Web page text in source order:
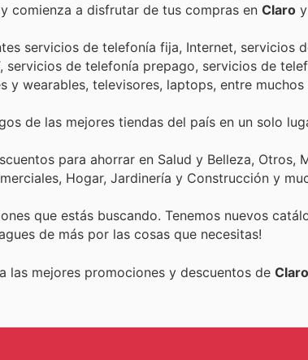
comienza a disfrutar de tus compras en Claro
servicios de telefonía fija, Internet, servicios
servicios de telefonía prepago, servicios de
y wearables, televisores, laptops, entre
de las mejores tiendas del país en un solo
para ahorrar en Salud y Belleza, Otros,
Hogar, Jardinería y Construcción y
que estás buscando. Tenemos nuevos
de más por las cosas que necesitas!
las mejores promociones y descuentos de Claro